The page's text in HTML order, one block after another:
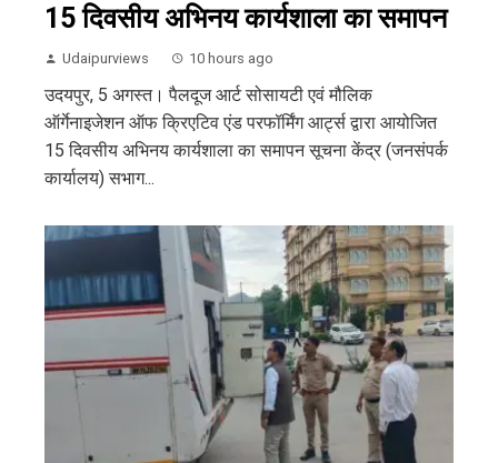
15 दिवसीय अभिनय कार्यशाला का समापन
Udaipurviews 10 hours ago
उदयपुर, 5 अगस्त। पैलदूज आर्ट सोसायटी एवं मौलिक
ऑर्गेनाइजेशन ऑफ क्रिएटिव एंड परफॉर्मिंग आर्ट्स द्वारा आयोजित
15 दिवसीय अभिनय कार्यशाला का समापन सूचना केंद्र (जनसंपर्क
कार्यालय) सभाग...